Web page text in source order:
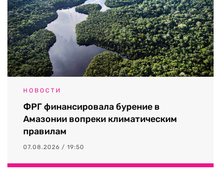
НОВОСТИ
ФРГ финансировала бурение в
Амазонии вопреки климатическим
правилам
07.08.2026 / 19:50